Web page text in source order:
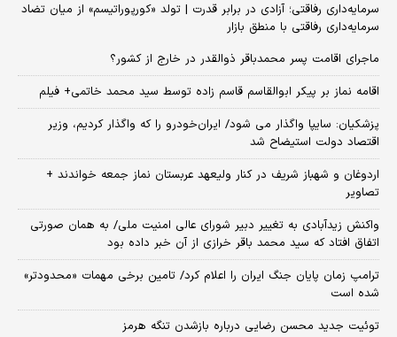
سرمایه‌داری رفاقتی؛ آزادی در برابر قدرت | تولد «کورپوراتیسم» از میان تضاد
سرمایه‌داری رفاقتی با منطق بازار
ماجرای اقامت پسر محمدباقر ذوالقدر در خارج از کشور؟
اقامه نماز بر پیکر ابوالقاسم قاسم زاده توسط سید محمد خاتمی+ فیلم
پزشکیان: سایپا واگذار می شود/ ایران‌خودرو را که واگذار کردیم، وزیر
اقتصاد دولت استیضاح شد
اردوغان و شهباز شریف در کنار ولیعهد عربستان نماز جمعه خواندند +
تصاویر
واکنش زیدآبادی به تغییر دبیر شورای عالی امنیت ملی/ به همان صورتی
اتفاق افتاد که سید محمد باقر خرازی از آن خبر داده بود
ترامپ زمان پایان جنگ ایران را اعلام کرد/ تامین برخی مهمات «محدودتر»
شده است
توئیت جدید محسن رضایی درباره بازشدن تنگه هرمز